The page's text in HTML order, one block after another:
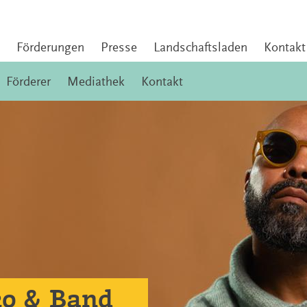
Förderungen Presse Landschaftsladen Kontakt
Förderer Mediathek Kontakt
& Band